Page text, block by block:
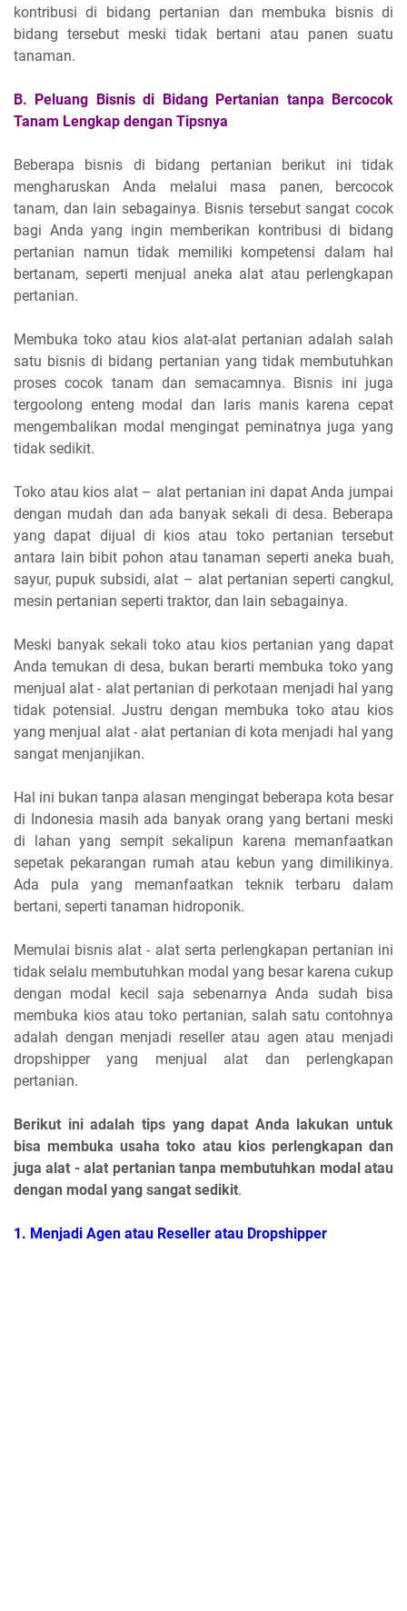
kontribusi di bidang pertanian dan membuka bisnis di
bidang tersebut meski tidak bertani atau panen suatu
tanaman.
B. Peluang Bisnis di Bidang Pertanian tanpa Bercocok
Tanam Lengkap dengan Tipsnya
Beberapa bisnis di bidang pertanian berikut ini tidak
mengharuskan Anda melalui masa panen, bercocok
tanam, dan lain sebagainya. Bisnis tersebut sangat cocok
bagi Anda yang ingin memberikan kontribusi di bidang
pertanian namun tidak memiliki kompetensi dalam hal
bertanam, seperti menjual aneka alat atau perlengkapan
pertanian.
Membuka toko atau kios alat-alat pertanian adalah salah
satu bisnis di bidang pertanian yang tidak membutuhkan
proses cocok tanam dan semacamnya. Bisnis ini juga
tergoolong enteng modal dan laris manis karena cepat
mengembalikan modal mengingat peminatnya juga yang
tidak sedikit.
Toko atau kios alat – alat pertanian ini dapat Anda jumpai
dengan mudah dan ada banyak sekali di desa. Beberapa
yang dapat dijual di kios atau toko pertanian tersebut
antara lain bibit pohon atau tanaman seperti aneka buah,
sayur, pupuk subsidi, alat – alat pertanian seperti cangkul,
mesin pertanian seperti traktor, dan lain sebagainya.
Meski banyak sekali toko atau kios pertanian yang dapat
Anda temukan di desa, bukan berarti membuka toko yang
menjual alat - alat pertanian di perkotaan menjadi hal yang
tidak potensial. Justru dengan membuka toko atau kios
yang menjual alat - alat pertanian di kota menjadi hal yang
sangat menjanjikan.
Hal ini bukan tanpa alasan mengingat beberapa kota besar
di Indonesia masih ada banyak orang yang bertani meski
di lahan yang sempit sekalipun karena memanfaatkan
sepetak pekarangan rumah atau kebun yang dimilikinya.
Ada pula yang memanfaatkan teknik terbaru dalam
bertani, seperti tanaman hidroponik.
Memulai bisnis alat - alat serta perlengkapan pertanian ini
tidak selalu membutuhkan modal yang besar karena cukup
dengan modal kecil saja sebenarnya Anda sudah bisa
membuka kios atau toko pertanian, salah satu contohnya
adalah dengan menjadi reseller atau agen atau menjadi
dropshipper yang menjual alat dan perlengkapan
pertanian.
Berikut ini adalah tips yang dapat Anda lakukan untuk
bisa membuka usaha toko atau kios perlengkapan dan
juga alat - alat pertanian tanpa membutuhkan modal atau
dengan modal yang sangat sedikit.
1. Menjadi Agen atau Reseller atau Dropshipper